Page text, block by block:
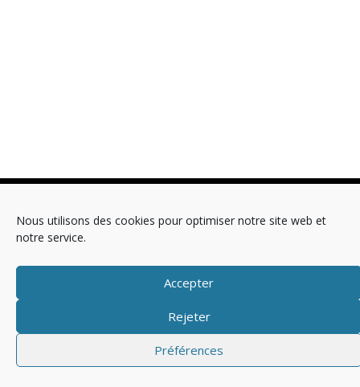
Nous utilisons des cookies pour optimiser notre site web et
notre service.
Accepter
Rejeter
Préférences
Mentions légales